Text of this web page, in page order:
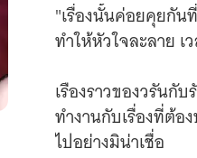
"เรื่องนั้นค่อยคุยกัน
ทำให้หัวใจละลาย
เรืองราวของวรัน
ทำงานกับเรื่องที่ต้อ
ไปอย่างมิน่าเชื่อ